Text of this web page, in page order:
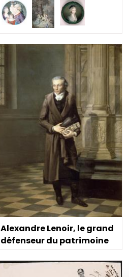
Alexandre Lenoir, le grand
défenseur du patrimoine